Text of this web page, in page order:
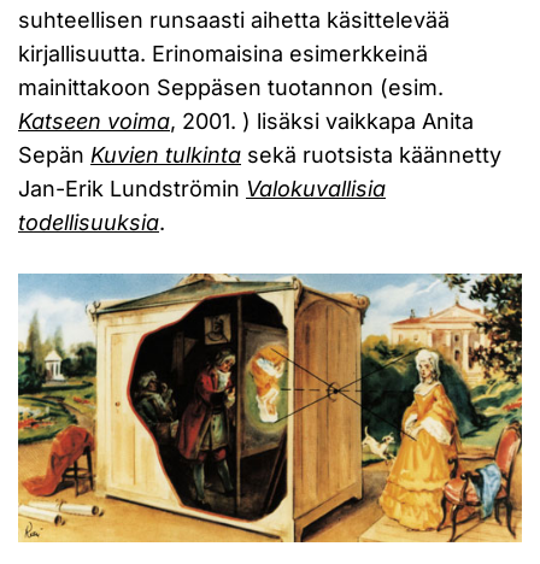
suhteellisen runsaasti aihetta käsittelevää
kirjallisuutta. Erinomaisina esimerkkeinä
mainittakoon Seppäsen tuotannon (esim.
Katseen voima, 2001. ) lisäksi vaikkapa Anita
Sepän Kuvien tulkinta sekä ruotsista käännetty
Jan-Erik Lundströmin Valokuvallisia
todellisuuksia.